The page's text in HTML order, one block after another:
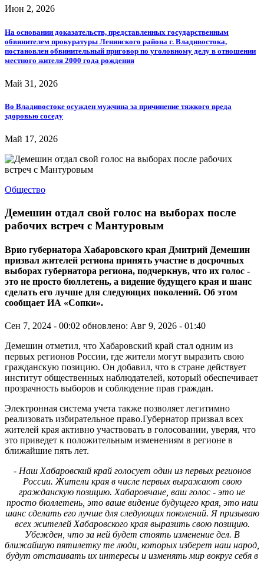
Июн 2, 2026
На основании доказательств, представленных государственным
обвинителем прокуратуры Ленинского района г. Владивостока,
постановлен обвинительный приговор по уголовному делу в отношении
местного жителя 2000 года рождения
Май 31, 2026
Во Владивостоке осужден мужчина за причинение тяжкого вреда
здоровью соседу
Май 17, 2026
Общество
Демешин отдал свой голос на выборах после
рабочих встреч с Мантуровым
Врио губернатора Хабаровского края Дмитрий Демешин
призвал жителей региона принять участие в досрочных
выборах губернатора региона, подчеркнув, что их голос -
это не просто бюллетень, а видение будущего края и шанс
сделать его лучше для следующих поколений. Об этом
сообщает ИА «Сопки».
Сен 7, 2024 - 00:02 обновлено: Авг 9, 2026 - 01:40
Демешин отметил, что Хабаровский край стал одним из
первых регионов России, где жители могут выразить свою
гражданскую позицию. Он добавил, что в стране действует
институт общественных наблюдателей, который обеспечивает
прозрачность выборов и соблюдение прав граждан.
Электронная система учета также позволяет легитимно
реализовать избирательное право.Губернатор призвал всех
жителей края активно участвовать в голосовании, уверяя, что
это приведет к положительным изменениям в регионе в
ближайшие пять лет.
- Наш Хабаровский край голосует один из первых регионов
России. Жители края в числе первых выражают свою
гражданскую позицию. Хабаровчане, ваш голос - это не
просто бюллетень, это ваше видение будущего края, это наш
шанс сделать его лучше для следующих поколений. Я призываю
всех жителей Хабаровского края выразить свою позицию.
Убежден, что за ней будет стоять изменение дел. В
ближайшую пятилетку те люди, которых изберет наш народ,
будут отстаивать их интересы и изменять мир вокруг себя в